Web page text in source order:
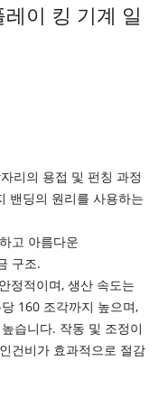
이 킹 기계 일
리의 용접 및 펀칭 과정
밴딩의 원리를 사용하는
고 아름다운
구조.
정적이며, 생산 속도는
160 조각까지 높으며,
습니다. 작동 및 조정이
건비가 효과적으로 절감